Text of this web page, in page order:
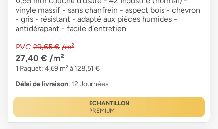
vinyle massif - sans chanfrein - aspect bois - chevron
- gris - résistant - adapté aux pièces humides -
antidérapant - facile d'entretien
PVC 29,65 € /m²
27,40 € /m²
1 Paquet: 4,69 m² à 128,51 €
Délai de livraison: 12 Journées
ÉCHANTILLON
PREMIUM